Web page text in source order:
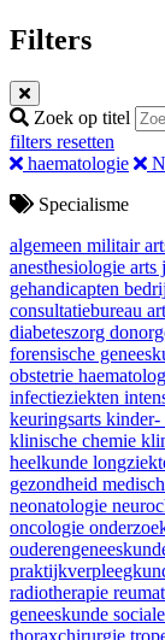
Filters
Zoek op titel
filters resetten
haematologie
Specialisme
algemeen militair
anesthesiologie arts
gehandicapten
consultatiebureau
diabeteszorg
forensische
obstetrie
infectieziekten
keuringsarts kinder-
klinische chemie
heelkunde
gezondheid
neonatologie
oncologie
radiotherapie
geneeskunde
thoraxchirurgie